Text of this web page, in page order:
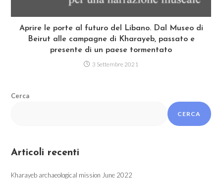
Aprire le porte al futuro del Libano. Dal Museo di
Beirut alle campagne di Kharayeb, passato e
presente di un paese tormentato
3 Settembre 2021
Cerca
CERCA
Articoli recenti
Kharayeb archaeological mission June 2022